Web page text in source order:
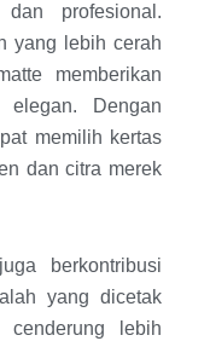
profesional.
yang lebih cerah
memberikan
Dengan
memilih kertas
dan citra merek
berkontribusi
yang dicetak
lebih